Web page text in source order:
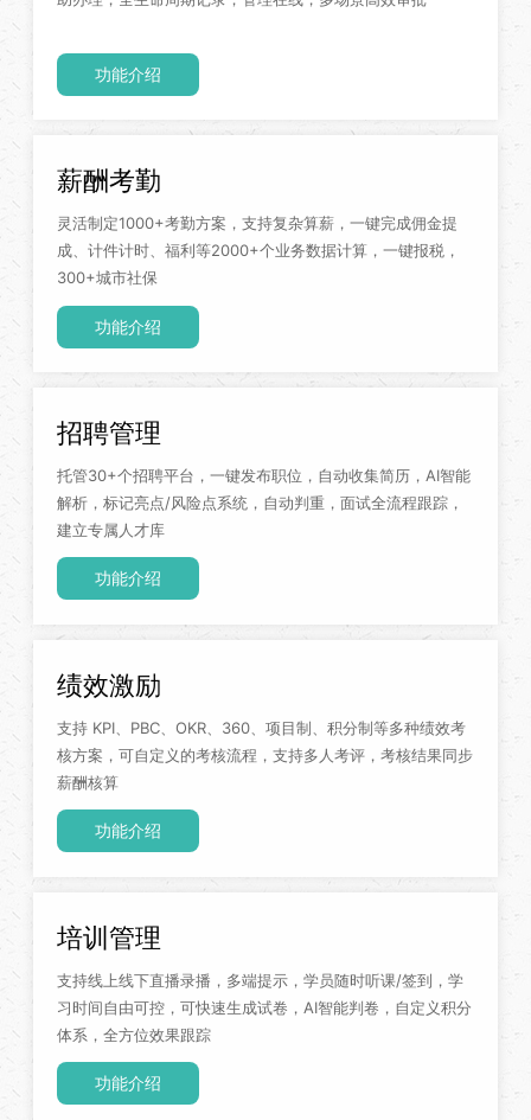
功能介绍
薪酬考勤
灵活制定1000+考勤方案，支持复杂算薪，一键完成佣金提
成、计件计时、福利等2000+个业务数据计算，一键报税，
300+城市社保
功能介绍
招聘管理
托管30+个招聘平台，一键发布职位，自动收集简历，AI智能
解析，标记亮点/风险点系统，自动判重，面试全流程跟踪，
建立专属人才库
功能介绍
绩效激励
支持 KPI、PBC、OKR、360、项目制、积分制等多种绩效考
核方案，可自定义的考核流程，支持多人考评，考核结果同步
薪酬核算
功能介绍
培训管理
支持线上线下直播录播，多端提示，学员随时听课/签到，学
习时间自由可控，可快速生成试卷，AI智能判卷，自定义积分
体系，全方位效果跟踪
功能介绍